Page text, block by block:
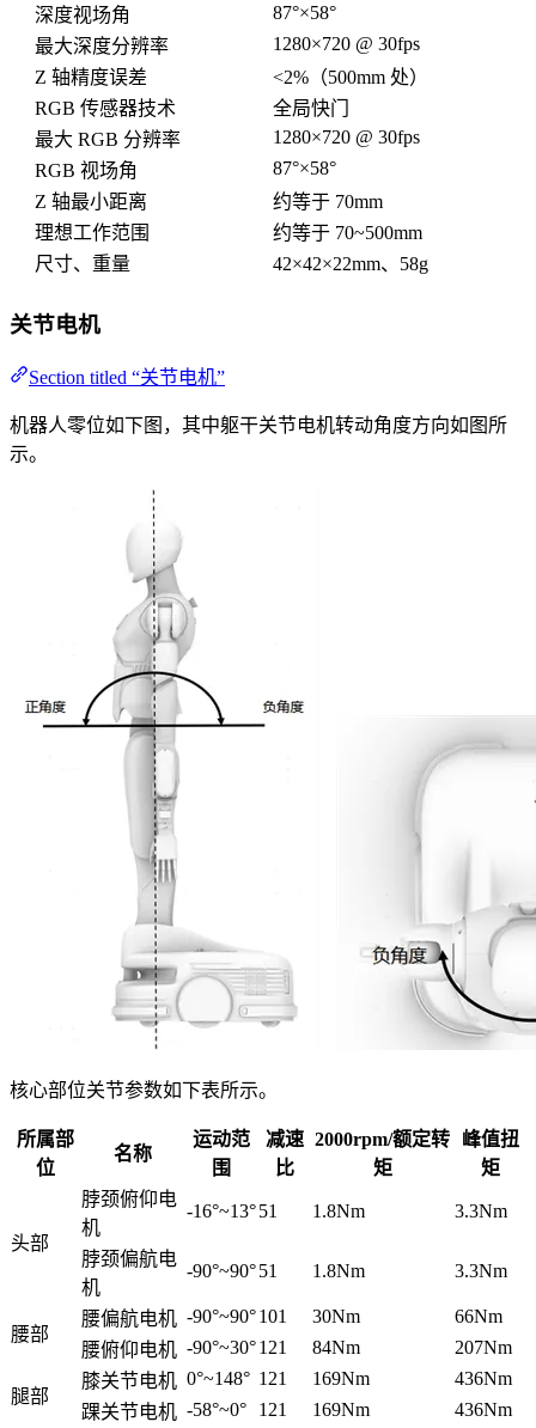
深度视场角
87°×58°
最大深度分辨率
1280×720 @ 30fps
Z 轴精度误差
<2%（500mm 处）
RGB 传感器技术
全局快门
最大 RGB 分辨率
1280×720 @ 30fps
RGB 视场角
87°×58°
Z 轴最小距离
约等于 70mm
理想工作范围
约等于 70~500mm
尺寸、重量
42×42×22mm、58g
关节电机
Section titled “关节电机”
机器人零位如下图，其中躯干关节电机转动角度方向如图所
示。
核心部位关节参数如下表所示。
所属部
位
名称
运动范
围
减速
比
2000rpm/额定转
矩
峰值扭
矩
头部
脖颈俯仰电
机
-16°~13°51 1.8Nm 3.3Nm
脖颈偏航电
机
-90°~90°51 1.8Nm 3.3Nm
腰部
腰偏航电机 -90°~90°101 30Nm
66Nm
腰俯仰电机 -90°~30°121 84Nm 207Nm
腿部
膝关节电机 0°~148° 121 169Nm
436Nm
踝关节电机 -58°~0° 121 169Nm 436Nm